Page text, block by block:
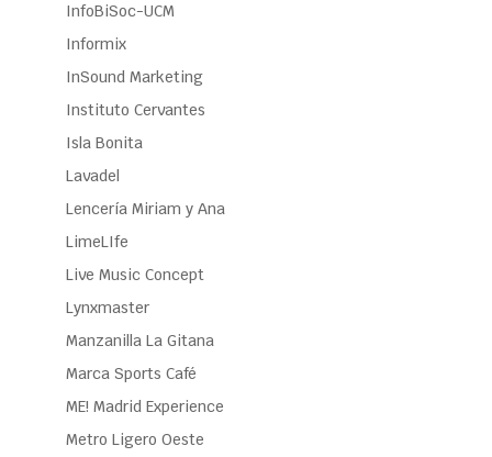
InfoBiSoc-UCM
Informix
InSound Marketing
Instituto Cervantes
Isla Bonita
Lavadel
Lencería Miriam y Ana
LimeLIfe
Live Music Concept
Lynxmaster
Manzanilla La Gitana
Marca Sports Café
ME! Madrid Experience
Metro Ligero Oeste